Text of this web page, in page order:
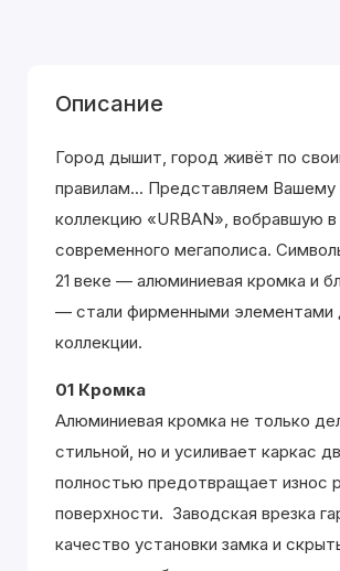
Описание
Город дышит, город живёт по
правилам... Представляем Вашему
коллекцию «URBAN», вобравшую
современного мегаполиса.
21 веке — алюминиевая кромка и
— стали фирменными элементами
коллекции.
01 Кромка
Алюминиевая кромка не только
стильной, но и усиливает каркас
полностью предотвращает износ
поверхности. Заводская врезка
качество установки замка и